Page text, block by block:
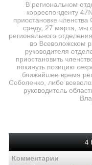
В региональном
корреспонденту
приостановке
среду, 27 марта, мы
регионального
во Всеволожском
руководителя
приостановить
покинуть позицию
ближайшее время
Соболенко, либо
руководитель
4
Комментарии